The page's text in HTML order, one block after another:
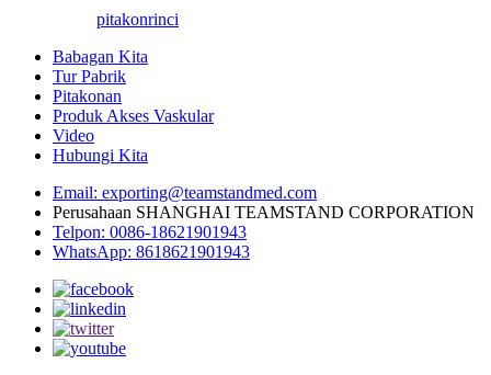
pitakonrinci
Babagan Kita
Tur Pabrik
Pitakonan
Produk Akses Vaskular
Video
Hubungi Kita
Email: exporting@teamstandmed.com
Perusahaan SHANGHAI TEAMSTAND CORPORATION
Telpon: 0086-18621901943
WhatsApp: 8618621901943